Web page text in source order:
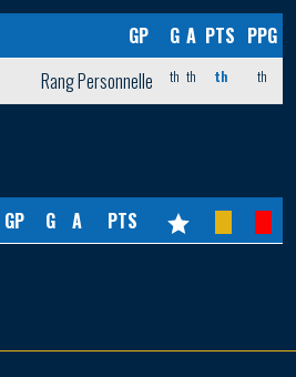
GP G A PTS PPG
Rang Personnelle th th th th
GP G A PTS